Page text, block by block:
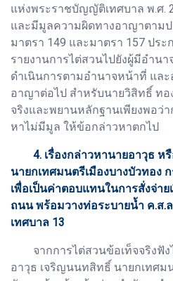
แห่งพระราชบัญญัติเทศบาล พ.ศ.
และมีมูลความผิดทางอาญาตาม
มาตรา 149 และมาตรา 157 ประ
รายงานการไต่สวนไปยังผู้มีอำน
ดำเนินการตามอำนาจหน้าที่ แล
อาญาต่อไป สำหรับนายวิสิทธิ์ ท
จริงและพยานหลักฐานเพียงพอว่
หาไม่มีมูล ให้ข้อกล่าวหาตกไป
4. เรื่องกล่าวหานายอาวุธ
นายกเทศมนตรีเมืองบางบัวทอง
เพื่อเป็นค่าตอบแทนในการสั่งจ่าย
ถนน พร้อมวางท่อระบายน้ำ ค.ส.
เทศบาล 13
จากการไต่สวนข้อเท็จจริงฟัง
อาวุธ เจริญนนทสิทธิ์ นายกเทศม